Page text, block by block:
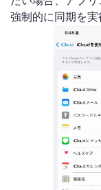
強制的に同期を実